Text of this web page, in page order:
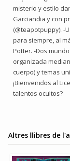
misterio y estilo
Garciandia y con
(@teapotpuppy). -
para siempre, al
Potter. -Dos
organizada
cuerpo) y temas
¡Bienvenidos al
talentos ocultos?
Altres llibres de